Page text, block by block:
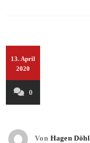
13. April
2020
0
Von Hagen Döhl